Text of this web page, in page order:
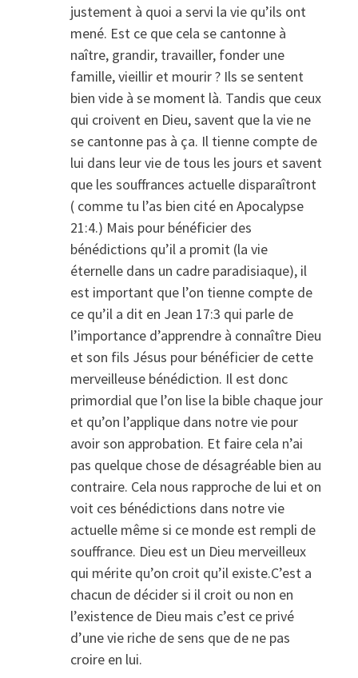
justement à quoi a servi la vie qu’ils ont
mené. Est ce que cela se cantonne à
naître, grandir, travailler, fonder une
famille, vieillir et mourir ? Ils se sentent
bien vide à se moment là. Tandis que ceux
qui croivent en Dieu, savent que la vie ne
se cantonne pas à ça. Il tienne compte de
lui dans leur vie de tous les jours et savent
que les souffrances actuelle disparaîtront
( comme tu l’as bien cité en Apocalypse
21:4.) Mais pour bénéficier des
bénédictions qu’il a promit (la vie
éternelle dans un cadre paradisiaque), il
est important que l’on tienne compte de
ce qu’il a dit en Jean 17:3 qui parle de
l’importance d’apprendre à connaître Dieu
et son fils Jésus pour bénéficier de cette
merveilleuse bénédiction. Il est donc
primordial que l’on lise la bible chaque jour
et qu’on l’applique dans notre vie pour
avoir son approbation. Et faire cela n’ai
pas quelque chose de désagréable bien au
contraire. Cela nous rapproche de lui et on
voit ces bénédictions dans notre vie
actuelle même si ce monde est rempli de
souffrance. Dieu est un Dieu merveilleux
qui mérite qu’on croit qu’il existe.C’est a
chacun de décider si il croit ou non en
l’existence de Dieu mais c’est ce privé
d’une vie riche de sens que de ne pas
croire en lui.